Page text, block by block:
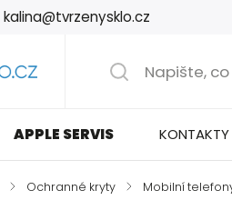
kalina@tvrzenysklo.cz
APPLE SERVIS KONTAKTY
/ Ochranné kryty / Mobilní